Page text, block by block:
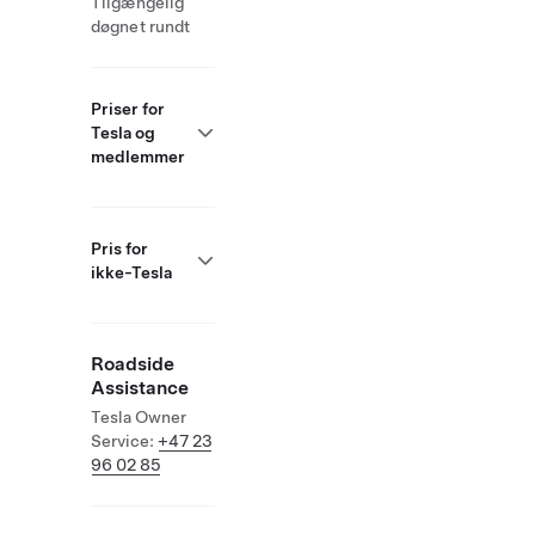
døgnet rundt
Priser for
Tesla og
medlemmer
Pris for
ikke-Tesla
Roadside
Assistance
Tesla Owner
Service: +47 23
96 02 85